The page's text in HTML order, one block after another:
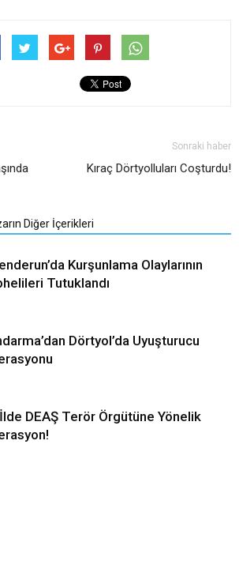
Sonraki haber
Kıraç Dörtyolluları Coşturdu!
Diğer İçerikleri
Kurşunlama Olaylarının
Tutuklandı
Dörtyol’da Uyuşturucu
DEAŞ Terör Örgütüne Yönelik